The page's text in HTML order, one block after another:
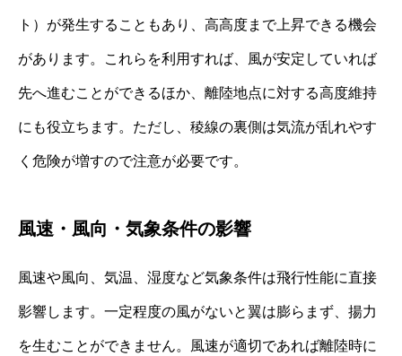
ト）が発生することもあり、高高度まで上昇できる機会
があります。これらを利用すれば、風が安定していれば
先へ進むことができるほか、離陸地点に対する高度維持
にも役立ちます。ただし、稜線の裏側は気流が乱れやす
く危険が増すので注意が必要です。
風速・風向・気象条件の影響
風速や風向、気温、湿度など気象条件は飛行性能に直接
影響します。一定程度の風がないと翼は膨らまず、揚力
を生むことができません。風速が適切であれば離陸時に